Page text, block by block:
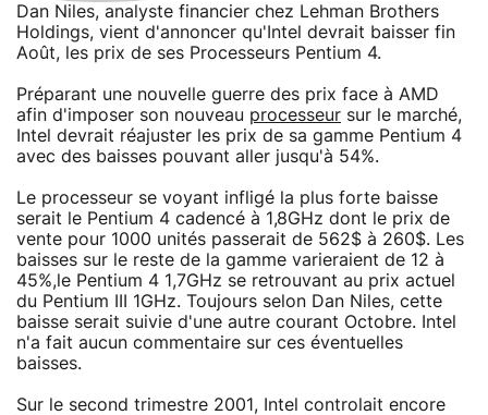
Dan Niles, analyste financier chez Lehman Brothers
Holdings, vient d'annoncer qu'Intel devrait baisser fin
Août, les prix de ses Processeurs Pentium 4.
Préparant une nouvelle guerre des prix face à AMD
afin d'imposer son nouveau processeur sur le marché,
Intel devrait réajuster les prix de sa gamme Pentium 4
avec des baisses pouvant aller jusqu'à 54%.
Le processeur se voyant infligé la plus forte baisse
serait le Pentium 4 cadencé à 1,8GHz dont le prix de
vente pour 1000 unités passerait de 562$ à 260$. Les
baisses sur le reste de la gamme varieraient de 12 à
45%,le Pentium 4 1,7GHz se retrouvant au prix actuel
du Pentium III 1GHz. Toujours selon Dan Niles, cette
baisse serait suivie d'une autre courant Octobre. Intel
n'a fait aucun commentaire sur ces éventuelles
baisses.
Sur le second trimestre 2001, Intel controlait encore